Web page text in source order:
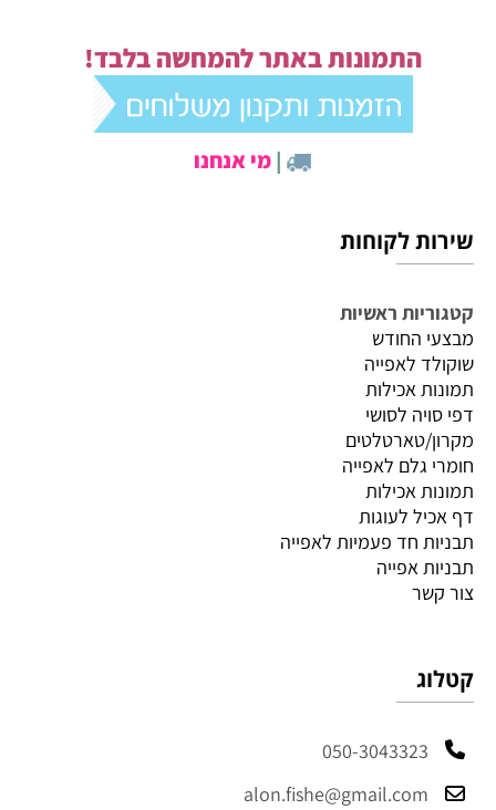
התמונות באתר להמחשה בלבד!
|מי אנחנו
שירות לקוחות
קטגוריות ראשיות
מבצעי החודש
שוקולד לאפייה
תמונות אכילות
דפי סויה לסושי
מקרון/טארטלטים
חומרי גלם לאפייה
תמונות אכילות
דף אכיל לעוגות
תבניות חד פעמיות לאפייה
תבניות אפייה
צור קשר
קטלוג
050-3043323
alon.fishe@gmail.com